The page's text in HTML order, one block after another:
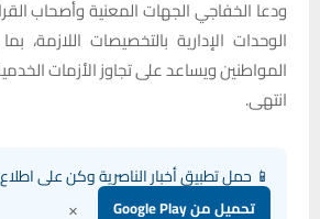
ودعا الخفاجي الجهات المعنية وأصحاب
الوحدات الإدارية بالتخصيصات اللازمة،
المواطنين ويساعد على تجاوز الأزمات
انتهى.
📱 حمل تطبيق أخبار الناصرية وكن على
تحميل من Google Play ×